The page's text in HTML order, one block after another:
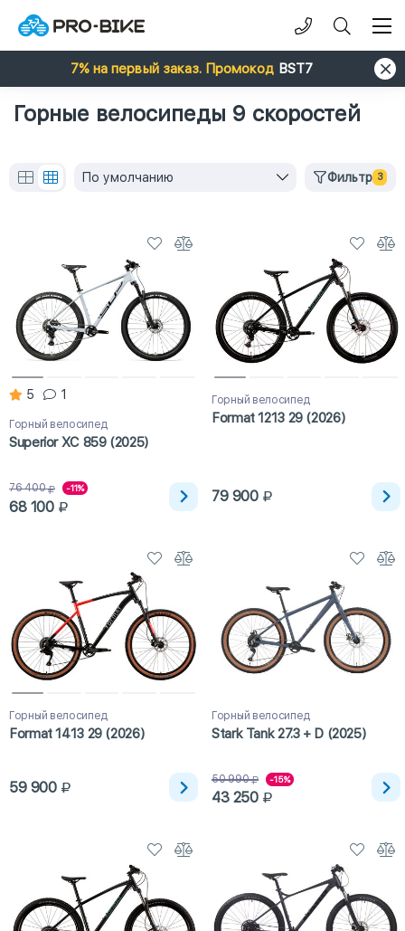
7% на первый заказ. Промокод BST7
Горные велосипеды 9 скоростей
По умолчанию Фильтр 3
5 1
Горный велосипед
Superior XC 859 (2025)
76 400 -11%
68 100
Горный велосипед
Format 1213 29 (2026)
79 900
Горный велосипед
Format 1413 29 (2026)
59 900
Горный велосипед
Stark Tank 27.3 + D (2025)
50 990 -15%
43 250